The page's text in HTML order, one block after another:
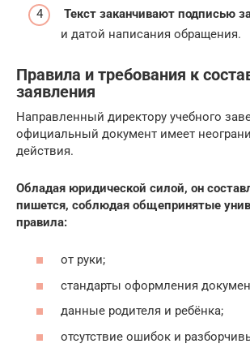
Текст заканчивают подписью
и датой написания обращения.
Правила и требования к
заявления
Направленный директору учебного
официальный документ имеет
действия.
Обладая юридической силой, он
пишется, соблюдая общепринятые
правила:
от руки;
стандарты оформления
данные родителя и ребёнка;
отсутствие ошибок и